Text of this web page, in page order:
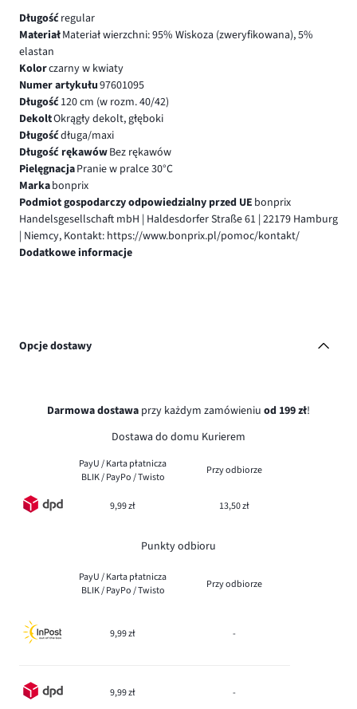
Długośćregular
MateriałMateriał wierzchni: 95% Wiskoza (zweryfikowana), 5%
elastan
Kolorczarny w kwiaty
Numer artykułu97601095
Długość120 cm (w rozm. 40/42)
DekoltOkrągły dekolt, głęboki
Długośćdługa/maxi
Długość rękawówBez rękawów
PielęgnacjaPranie w pralce 30°C
Markabonprix
Podmiot gospodarczy odpowiedzialny przed UE bonprix
Handelsgesellschaft mbH | Haldesdorfer Straße 61 | 22179 Hamburg
| Niemcy, Kontakt: https://www.bonprix.pl/pomoc/kontakt/
Dodatkowe informacje
Opcje dostawy
Darmowa dostawa przy każdym zamówieniu od 199 zł!
Dostawa do domu Kurierem
PayU / Karta płatnicza
BLIK / PayPo / Twisto
Przy odbiorze
9,99 zł 13,50 zł
Punkty odbioru
PayU / Karta płatnicza
BLIK / PayPo / Twisto
Przy odbiorze
9,99 zł -
9,99 zł -